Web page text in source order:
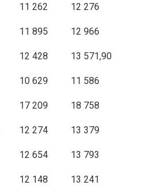
11 262 12 276
11 895 12 966
12 428 13 571,90
10 629 11 586
17 209 18 758
12 274 13 379
12 654 13 793
12 148 13 241